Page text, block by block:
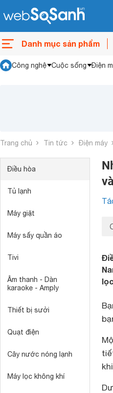
Danh mục sản phẩm
Công nghệ Cuộc sống Điện
Trang chủ Tin tức Điện máy
Điều hòa
Tủ lạnh
Máy giặt
Máy sấy quần áo
Tivi
Âm thanh - Dàn
karaoke - Amply
Thiết bị sưởi
Quạt điện
Cây nước nóng lạnh
Máy lọc không khí